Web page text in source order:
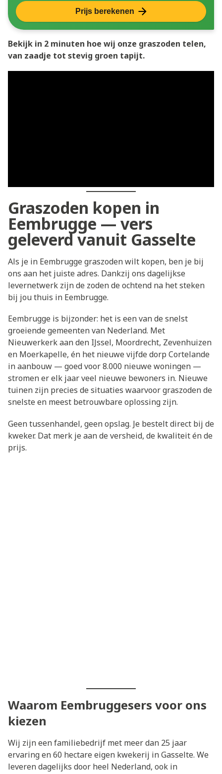
Prijs berekenen
Bekijk in 2 minuten hoe wij onze graszoden telen,
van zaadje tot stevig groen tapijt.
Graszoden kopen in
Eembrugge — vers
geleverd vanuit Gasselte
Als je in Eembrugge graszoden wilt kopen, ben je bij
ons aan het juiste adres. Dankzij ons dagelijkse
levernetwerk zijn de zoden de ochtend na het steken
bij jou thuis in Eembrugge.
Eembrugge is bijzonder: het is een van de snelst
groeiende gemeenten van Nederland. Met
Nieuwerkerk aan den IJssel, Moordrecht, Zevenhuizen
en Moerkapelle, én het nieuwe vijfde dorp Cortelande
in aanbouw — goed voor 8.000 nieuwe woningen —
stromen er elk jaar veel nieuwe bewoners in. Nieuwe
tuinen zijn precies de situaties waarvoor graszoden de
snelste en meest betrouwbare oplossing zijn.
Geen tussenhandel, geen opslag. Je bestelt direct bij de
kweker. Dat merk je aan de versheid, de kwaliteit én de
prijs.
Waarom Eembruggesers voor ons
kiezen
Wij zijn een familiebedrijf met meer dan 25 jaar
ervaring en 60 hectare eigen kwekerij in Gasselte. We
leveren dagelijks door heel Nederland, ook in